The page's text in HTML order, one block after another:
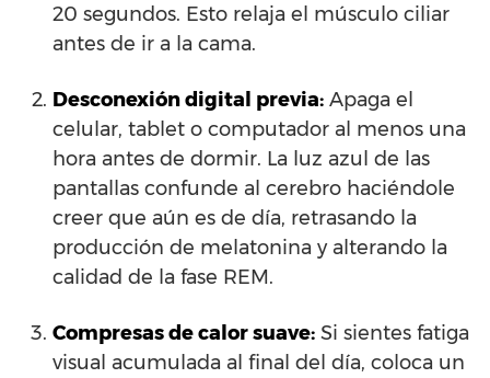
20 segundos. Esto relaja el músculo ciliar
antes de ir a la cama.
Desconexión digital previa: Apaga el
celular, tablet o computador al menos una
hora antes de dormir. La luz azul de las
pantallas confunde al cerebro haciéndole
creer que aún es de día, retrasando la
producción de melatonina y alterando la
calidad de la fase REM.
Compresas de calor suave: Si sientes fatiga
visual acumulada al final del día, coloca un